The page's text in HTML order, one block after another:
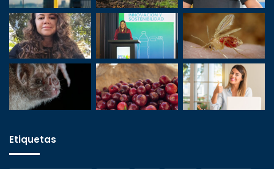
Etiquetas